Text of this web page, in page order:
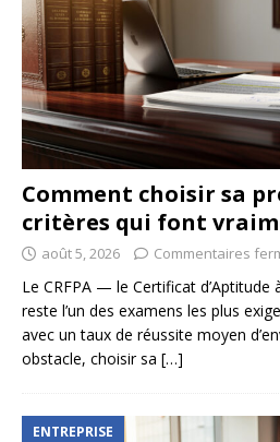
Comment choisir sa
critères qui font
août 5, 2026 Commentaires
Le CRFPA — le Certificat
reste l’un des examens les plus
avec un taux de réussite moyen
obstacle, choisir sa […]
ENTREPRISE